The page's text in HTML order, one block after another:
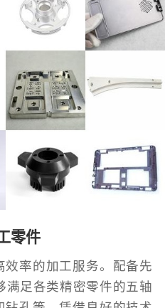
零件
效率的加工服务。配备先
满足各类精密零件的五轴